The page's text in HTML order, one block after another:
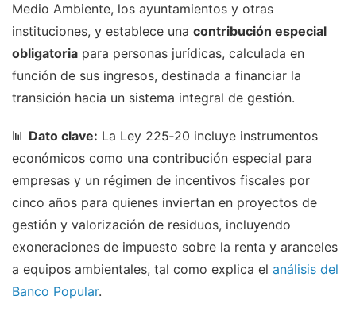
Medio Ambiente, los ayuntamientos y otras
instituciones, y establece una contribución especial
obligatoria para personas jurídicas, calculada en
función de sus ingresos, destinada a financiar la
transición hacia un sistema integral de gestión.
📊 Dato clave: La Ley 225‑20 incluye instrumentos
económicos como una contribución especial para
empresas y un régimen de incentivos fiscales por
cinco años para quienes inviertan en proyectos de
gestión y valorización de residuos, incluyendo
exoneraciones de impuesto sobre la renta y aranceles
a equipos ambientales, tal como explica el análisis del
Banco Popular.